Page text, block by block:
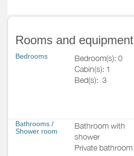
Rooms and equipment
Bedrooms
Bedroom(s): 0
Cabin(s): 1
Bed(s): 3
Bathrooms /
Shower room
Bathroom with
shower
Private bathroom